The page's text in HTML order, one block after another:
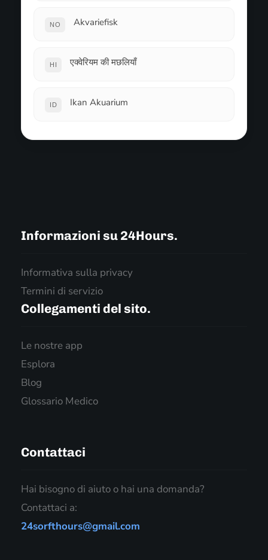
NO Akvariefisk
HI एक्वेरियम की मछलियाँ
ID Ikan Akuarium
Informazioni su 24Hours.
Informativa sulla privacy
Termini di servizio
Collegamenti del sito.
Le nostre app
Esplora
Blog
Glossario Medico
Contattaci
Hai bisogno di aiuto o hai una domanda?
Contattaci a:
24sorfthours@gmail.com